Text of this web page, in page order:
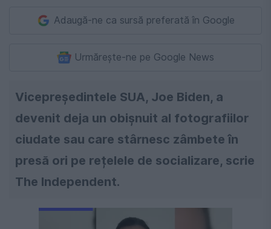
Adaugă-ne ca sursă preferată în Google
Urmărește-ne pe Google News
Vicepreședintele SUA, Joe Biden, a
devenit deja un obișnuit al fotografiilor
ciudate sau care stârnesc zâmbete în
presă ori pe rețelele de socializare, scrie
The Independent.